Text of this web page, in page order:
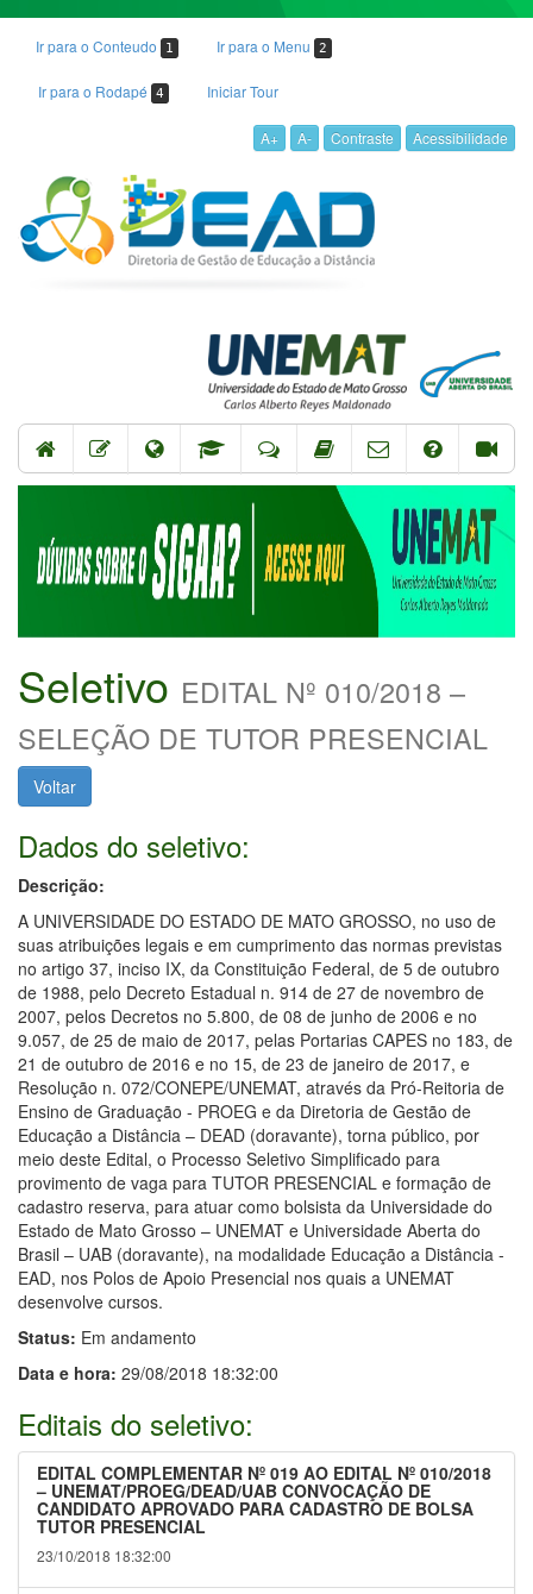
Ir para o Conteudo 1 Ir para o Menu 2
Ir para o Rodapé 4 Iniciar Tour
A+ A- Contraste Acessibilidade
Seletivo EDITAL Nº 010/2018 –
SELEÇÃO DE TUTOR PRESENCIAL
Voltar
Dados do seletivo:
Descrição:
A UNIVERSIDADE DO ESTADO DE MATO GROSSO, no uso de
suas atribuições legais e em cumprimento das normas previstas
no artigo 37, inciso IX, da Constituição Federal, de 5 de outubro
de 1988, pelo Decreto Estadual n. 914 de 27 de novembro de
2007, pelos Decretos no 5.800, de 08 de junho de 2006 e no
9.057, de 25 de maio de 2017, pelas Portarias CAPES no 183, de
21 de outubro de 2016 e no 15, de 23 de janeiro de 2017, e
Resolução n. 072/CONEPE/UNEMAT, através da Pró-Reitoria de
Ensino de Graduação - PROEG e da Diretoria de Gestão de
Educação a Distância – DEAD (doravante), torna público, por
meio deste Edital, o Processo Seletivo Simplificado para
provimento de vaga para TUTOR PRESENCIAL e formação de
cadastro reserva, para atuar como bolsista da Universidade do
Estado de Mato Grosso – UNEMAT e Universidade Aberta do
Brasil – UAB (doravante), na modalidade Educação a Distância -
EAD, nos Polos de Apoio Presencial nos quais a UNEMAT
desenvolve cursos.
Status: Em andamento
Data e hora: 29/08/2018 18:32:00
Editais do seletivo:
EDITAL COMPLEMENTAR Nº 019 AO EDITAL Nº 010/2018
– UNEMAT/PROEG/DEAD/UAB CONVOCAÇÃO DE
CANDIDATO APROVADO PARA CADASTRO DE BOLSA
TUTOR PRESENCIAL
23/10/2018 18:32:00